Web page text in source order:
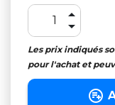


Les prix indiqués
pour l'achat et
